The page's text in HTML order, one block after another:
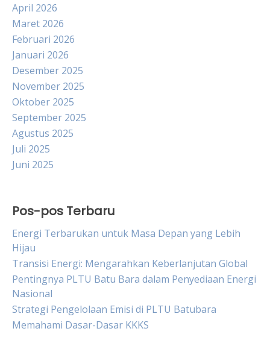
April 2026
Maret 2026
Februari 2026
Januari 2026
Desember 2025
November 2025
Oktober 2025
September 2025
Agustus 2025
Juli 2025
Juni 2025
Pos-pos Terbaru
Energi Terbarukan untuk Masa Depan yang Lebih
Hijau
Transisi Energi: Mengarahkan Keberlanjutan Global
Pentingnya PLTU Batu Bara dalam Penyediaan Energi
Nasional
Strategi Pengelolaan Emisi di PLTU Batubara
Memahami Dasar-Dasar KKKS